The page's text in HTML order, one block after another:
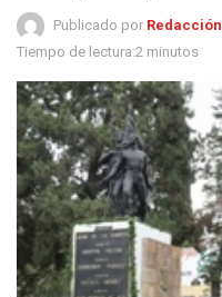
Publicado por Redacción
Tiempo de lectura:2 minutos